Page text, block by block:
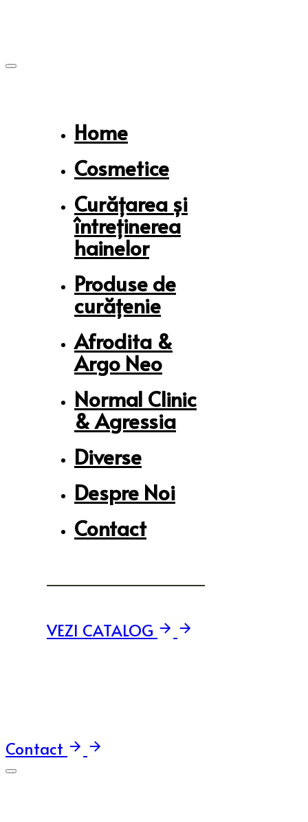
navigation
Home
Cosmetice
Curățarea și
întreținerea
hainelor
Produse de
curățenie
Afrodita &
Argo Neo
Normal Clinic
& Agressia
Diverse
Despre Noi
Contact
VEZI CATALOG
Contact